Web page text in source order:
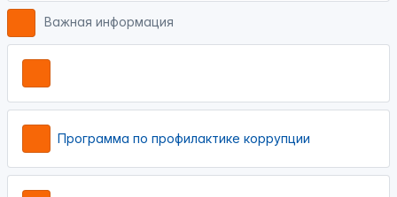
Важная информация
Программа по профилактике коррупции